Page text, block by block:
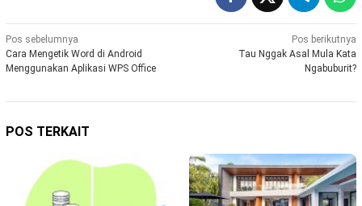
Navigasi
pos
Pos sebelumnya
Cara Mengetik Word di Android
Menggunakan Aplikasi WPS Office
Pos berikutnya
Tau Nggak Asal Mula Kata
Ngabuburit?
POS TERKAIT